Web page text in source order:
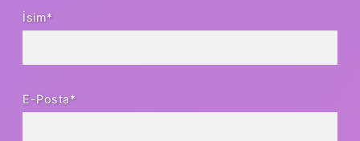
İsim*
E-Posta*